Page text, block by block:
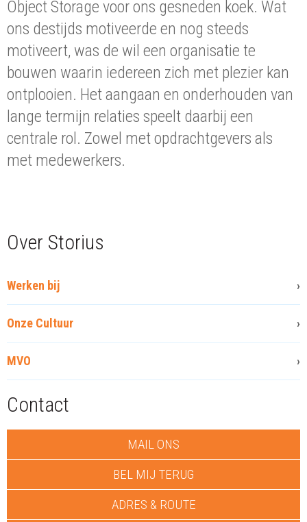
Object Storage voor ons gesneden koek. Wat
ons destijds motiveerde en nog steeds
motiveert, was de wil een organisatie te
bouwen waarin iedereen zich met plezier kan
ontplooien. Het aangaan en onderhouden van
lange termijn relaties speelt daarbij een
centrale rol. Zowel met opdrachtgevers als
met medewerkers.
Over Storius
Werken bij
Onze Cultuur
MVO
Contact
MAIL ONS
BEL MIJ TERUG
ADRES & ROUTE